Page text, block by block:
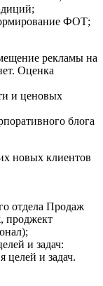
ФОТ;
рекламы на
Оценка
и ценовых
блога
новых клиентов
отдела Продаж
проджект
и задач:
целей и задач.